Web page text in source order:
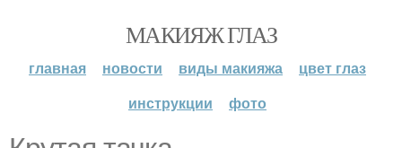
МАКИЯЖ ГЛАЗ
главная новости виды макияжа
цвет глаз
инструкции
фото